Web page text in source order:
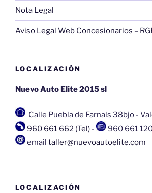
Nota Legal
Aviso Legal Web Concesionarios –
LOCALIZACIÓN
Nuevo Auto Elite 2015 sl
Calle Puebla de Farnals 38bjo -
960 661 662 (Tel) -
960 661
email taller@nuevoautoelite.com
LOCALIZACIÓN